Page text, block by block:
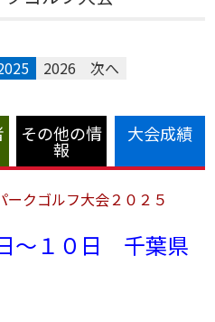
2026 次へ
その他の情
報
大会成績
ークゴルフ大会２０２５
〜１０日 千葉県